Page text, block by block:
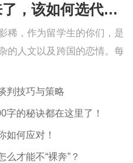
考试周，作业季又来了，该如何选代写？便宜的代写、代考会有哪些问题？
稀，作为留学生的你们，是
的人文以及跨国的恋情。每
判技巧与策略
字的秘诀都在这里了！
如何应对！
才能不“裸奔”？